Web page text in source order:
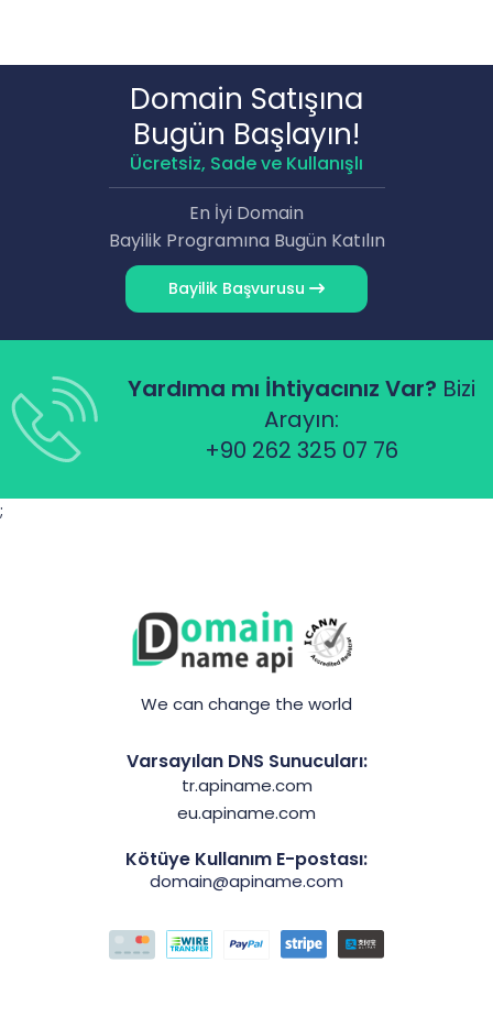
Domain Satışına
Bugün Başlayın!
Ücretsiz, Sade ve Kullanışlı
En İyi Domain
Bayilik Programına Bugün Katılın
Bayilik Başvurusu
Yardıma mı İhtiyacınız Var? Bizi
Arayın:
+90 262 325 07 76
;
We can change the world
Varsayılan DNS Sunucuları:
tr.apiname.com
eu.apiname.com
Kötüye Kullanım E-postası:
domain@apiname.com